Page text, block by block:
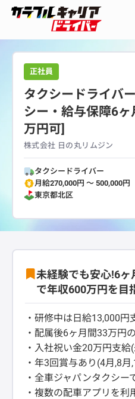
正社員
タクシードライバ
シー・給与保障6
万円可]
株式会社 日の丸リムジン
タクシードライバー
月給270,000円 〜 500,000円
東京都北区
未経験でも安心!6
で年収600万円を目
・研修中は日給13,000円
・配属後6ヶ月間33万円
・入社祝い金20万円支給
・年3回賞与あり(4月,8月
・全車ジャパンタクシ
・複数の配車アプリを